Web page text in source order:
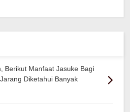
Berikut Manfaat Jasuke Bagi
Diketahui Banyak